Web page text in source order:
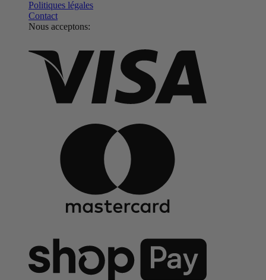
Politiques légales
Contact
Nous acceptons: